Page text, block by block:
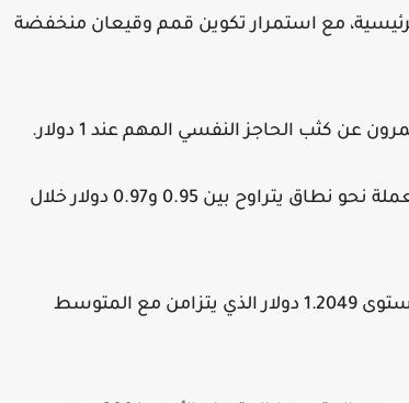
مع استمرار تكوين قمم وقيعان منخفضة
وفي حال تمكن البائعون من كسر هذا المستوى، فقد تتجه العملة نحو نطاق يتراوح بين 0.95 و0.97 دولار خلال
أما المقاومة الأولى فتقع عند 1.1361 دولار، قبل الوصول إلى مستوى 1.2049 دولار الذي يتزامن مع المتوسط